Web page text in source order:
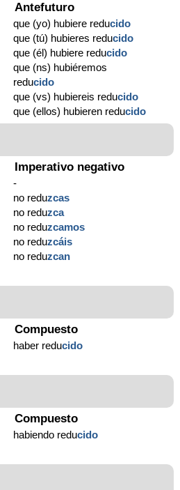
Antefuturo
que (yo) hubiere reducido
que (tú) hubieres reducido
que (él) hubiere reducido
que (ns) hubiéremos
reducido
que (vs) hubiereis reducido
que (ellos) hubieren reducido
Imperativo negativo
-
no reduzcas
no reduzca
no reduzcamos
no reduzcáis
no reduzcan
Compuesto
haber reducido
Compuesto
habiendo reducido